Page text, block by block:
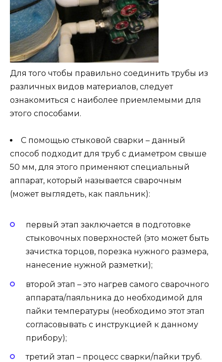
Для того чтобы правильно соединить трубы из
различных видов материалов, следует
ознакомиться с наиболее приемлемыми для
этого способами.
С помощью стыковой сварки – данный
способ подходит для труб с диаметром свыше
50 мм, для этого применяют специальный
аппарат, который называется сварочным
(может выглядеть, как паяльник):
первый этап заключается в подготовке
стыковочных поверхностей (это может быть
зачистка торцов, порезка нужного размера,
нанесение нужной разметки);
второй этап – это нагрев самого сварочного
аппарата/паяльника до необходимой для
пайки температуры (необходимо этот этап
согласовывать с инструкцией к данному
прибору);
третий этап – процесс сварки/пайки труб.